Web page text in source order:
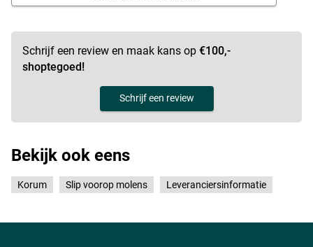
Schrijf een review en maak kans op €100,-
shoptegoed!
Schrijf een review
Bekijk ook eens
Korum Slip voorop molens Leveranciersinformatie